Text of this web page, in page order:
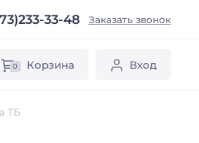
33-48 Заказать звонок
0 Корзина Вход
ТБ